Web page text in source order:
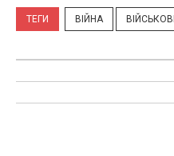
ТЕГИ ВІЙНА